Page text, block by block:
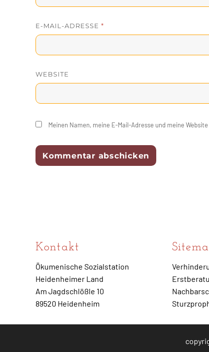
E-MAIL-ADRESSE *
WEBSITE
Meinen Namen, meine E-Mail-Adresse und meine
Kontakt
Ökumenische Sozialstation
Heidenheimer Land
Am Jagdschlößle 10
89520 Heidenheim